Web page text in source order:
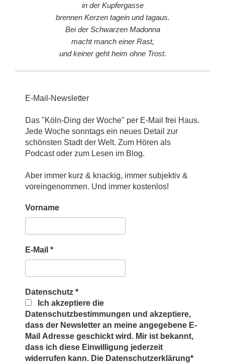
in der Kupfergasse
brennen Kerzen tagein und tagaus.
Bei der Schwarzen Madonna
macht manch einer Rast,
und keiner geht heim ohne Trost.
E-Mail-Newsletter
Das "Köln-Ding der Woche" per E-Mail frei Haus.
Jede Woche sonntags ein neues Detail zur
schönsten Stadt der Welt. Zum Hören als
Podcast oder zum Lesen im Blog.
Aber immer kurz & knackig, immer subjektiv &
voreingenommen. Und immer kostenlos!
Vorname
E-Mail *
Datenschutz *
Ich akzeptiere die
Datenschutzbestimmungen und akzeptiere,
dass der Newsletter an meine angegebene E-
Mail Adresse geschickt wird. Mir ist bekannt,
dass ich diese Einwilligung jederzeit
widerrufen kann. Die Datenschutzerklärung*